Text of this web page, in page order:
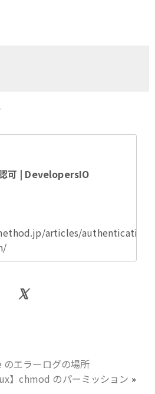
可 | DevelopersIO
articles/authentication-
のエラーログの場所
】chmod のパーミッション »